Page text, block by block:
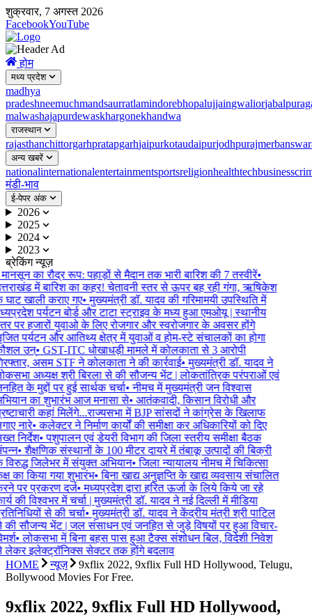
शुक्रवार, 7 अगस्त 2026
FacebookYouTube
होम
मध्य प्रदेश
madhya
pradeshneemuchmandsaurratlamindorebhopalujjaingwaliorjabalpur
malwashajapurdewaskhargonekhandwa
राजस्थान
rajasthanchittorgarhpratapgarhjaipurkotaudaipurjodhpurajmer
अन्य खबरें
nationalinternationalentertainmentsportsreligionhealthtechbusiness
मंडी-भाव
ई-पेपर अंक
2026
2025
2024
2023
ब्रेकिंग न्यूज़
का रौद्र रूप: पहाड़ों से मैदान तक भारी बारिश की 7 तस्वीरें•
में बारिश का कहर! चेतावनी स्तर से ऊपर बह रही गंगा, ऋषिकेश
खाली कराए गए•मुख्यमंत्री डॉ. यादव की गरिमामयी उपस्थिति में
पर्यटन बोर्ड और टाटा स्ट्राइव के मध्य हुआ एमओयू | स्थानीय
पर हजारों युवाओ के लिए रोजगार और स्वरोजगार के अवसर होंगे
पर्यटन और आतिथ्य क्षेत्र में युवाओं व होम-स्टे संचालकों का होगा
उन्•GST-ITC धोखाधड़ी मामले में कोलकाता से 3 आरोपी
असम STF ने कोलकाता ने की कार्रवाई•मुख्यमंत्री डॉ. यादव ने
अध्यक्ष श्री बिरला से की सौजन्य भेंट | लोकतांत्रिक परंपराओं एवं
के मुद्दों पर हुई सार्थक चर्चा•नीमच में मुख्यमंत्री जन विश्वास
का शुभारंभ आज मनासा से•आतंकवादी, किसान विरोधी और
कहां मिलेंगे...राज्यसभा में BJP सांसदों ने कांग्रेस के खिलाफ
नारे•कलेक्टर ने निर्माण कार्यों की समीक्षा कर अधिकारियों को दिए
निर्देश•पशुपालन एवं डेयरी विभाग की जिला स्तरीय समीक्षा बैठक
•शैक्षणिक संस्थानों के 100 मीटर दायरे में तंबाकू उत्पादों की बिक्री
जिलेभर में संयुक्त अभियान•जिला न्यायालय नीमच में चिकित्सा
का किया गया शुभारंभ•बिना खाद्य अनुज्ञप्ति के खाद्य व्यवसाय संचालित
पर प्रकरण दर्ज•मध्यप्रदेश द्वारा हरित ऊर्जा के लिये किये जा रहे
की विश्वभर में चर्चा | मुख्यमंत्री डॉ. यादव ने नई दिल्ली में मीडिया
से की चर्चा•मुख्यमंत्री डॉ. यादव ने केंद्रीय मंत्री श्री पाटिल
सौजन्य भेंट | जल संसाधन एवं जनहित से जुड़े विषयों पर हुआ विचार-
•लोकसभा में बिना बहस पास हुआ टैक्स संशोधन बिल, विदेशी निवेश
इलेक्ट्रॉनिक्स सेक्टर तक होंगे बदलाव
HOME
न्यूज़
9xflix 2022, 9xflix Full HD Hollywood, Telugu,
Bollywood Movies For Free.
9xflix 2022, 9xflix Full HD Hollywood,